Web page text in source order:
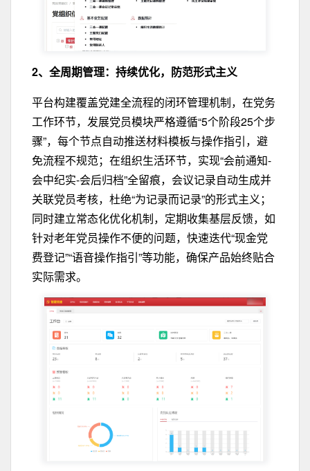
2、全周期管理： 持续优化，防范形式主义
平台构建覆盖党建全流程的闭环管理机制，在党务
工作环节，发展党员模块严格遵循“5个阶段25个步
骤”，每个节点自动推送材料模板与操作指引，避
免流程不规范；在组织生活环节，实现“会前通知-
会中纪实-会后归档”全留痕，会议记录自动生成并
关联党员考核，杜绝“为记录而记录”的形式主义；
同时建立常态化优化机制，定期收集基层反馈，如
针对老年党员操作不便的问题，快速迭代“现金党
费登记”“语音操作指引”等功能，确保产品始终贴合
实际需求。